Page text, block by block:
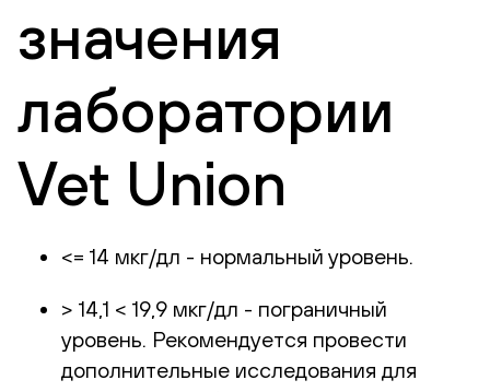
значения
лаборатории
Vet Union
<= 14 мкг/дл - нормальный уровень.
> 14,1 < 19,9 мкг/дл - пограничный
уровень. Рекомендуется провести
дополнительные исследования для